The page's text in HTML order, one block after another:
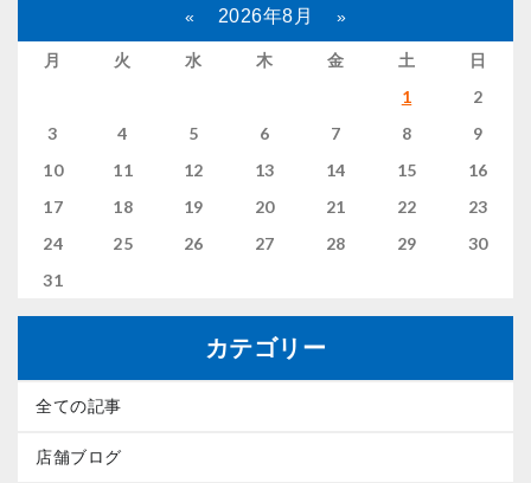
« 2026年8月 »
月 火 水 木 金 土
日
1
2
3
4 5 6 7 8
9
10
11 12 13 14 15
16
17
18 19 20 21 22
23
24
25 26 27 28 29
30
31
カテゴリー
全ての記事
店舗ブログ